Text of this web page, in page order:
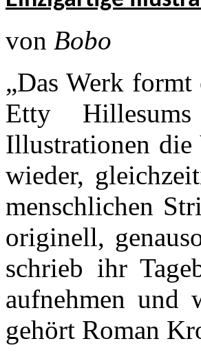
von Bobo
„Das Werk
Etty
Illustrationen die
wieder,
menschlichen
originell,
schrieb ihr
aufnehmen und
gehört Roman